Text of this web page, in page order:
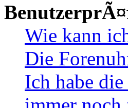
Wie kann
Die
Ich habe